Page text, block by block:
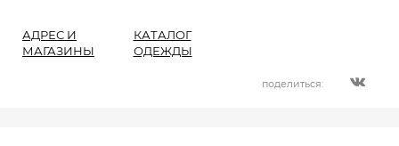
АДРЕС И
МАГАЗИНЫ
КАТАЛОГ
ОДЕЖДЫ
поделиться: